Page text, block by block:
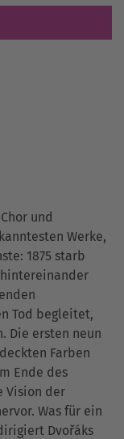
und
Werke,
1875 starb
hintereinander
Tod begleitet,
Die ersten neun
Farben
Ende des
Vision der
Was für ein
Dvořáks